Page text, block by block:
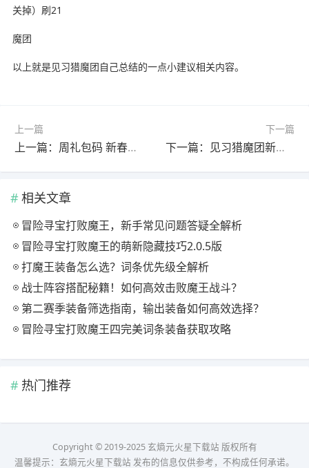
关掉）刷21
魔团
以上就是见习猎魔团自己总结的一点小建议相关内容。
上一篇
上一篇：周礼包码 新春福利 放送 活动倒计时
下一篇
下一篇：见习猎魔团新年礼包码福利大放送
相关文章
冒险寻宝打败魔王，新手常见问题答疑全解析
冒险寻宝打败魔王的萌新隐藏技巧2.0.5版
打魔王装备怎么选？词条优先级全解析
战士阵容搭配秘籍！如何高效击败魔王战斗？
第二赛季装备筛选指南，输出装备如何高效选择？
冒险寻宝打败魔王四完美词条装备获取攻略
热门推荐
Copyright © 2019-2025 玄熵元火星下载站 版权所有
温馨提示：玄熵元火星下载站 发布的信息仅供参考，不构成任何承诺。